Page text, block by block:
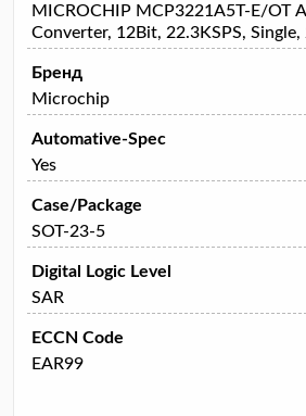
MICROCHIP MCP3221A5T-E/OT
Converter, 12Bit, 22.3KSPS, Single,
Бренд
Microchip
Automative-Spec
Yes
Case/Package
SOT-23-5
Digital Logic Level
SAR
ECCN Code
EAR99